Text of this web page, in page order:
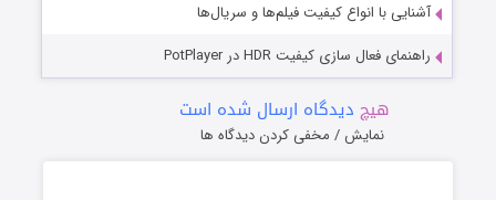
آشنایی با انواع کیفیت فیلم‌ها و سریال‌ها
راهنمای فعال سازی کیفیت HDR در PotPlayer
هیچ دیدگاه ارسال شده است
نمایش / مخفی کردن دیدگاه ها